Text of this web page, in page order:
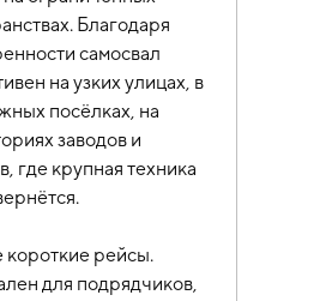
Благодаря
самосвал
на узких улицах, в
посёлках, на
заводов и
где крупная техника
короткие рейсы.
для подрядчиков,